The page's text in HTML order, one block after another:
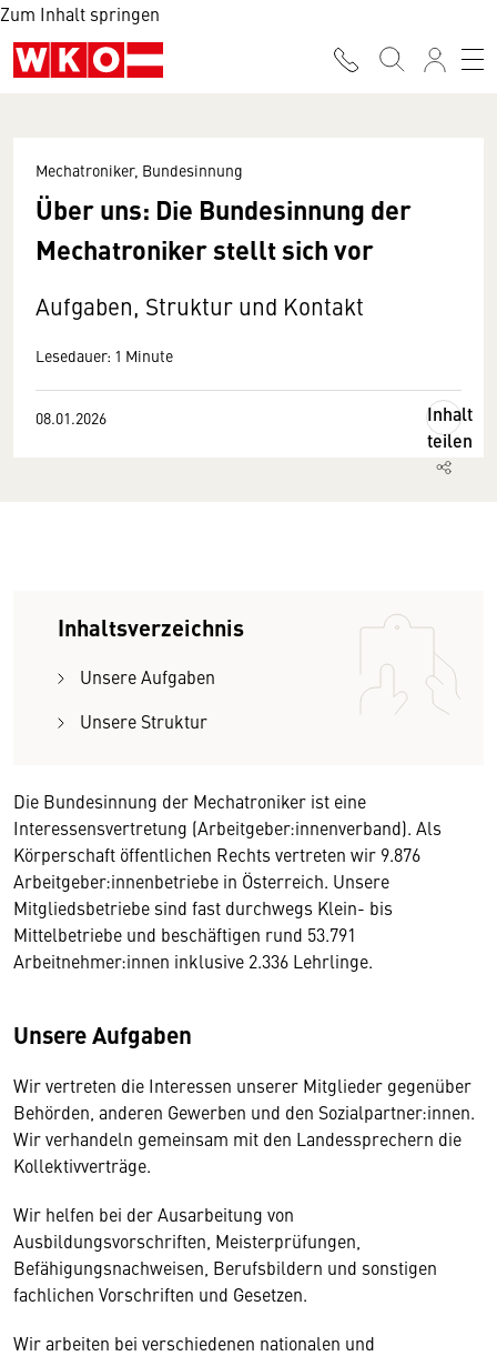
Zum Inhalt springen
Mechatroniker, Bundesinnung
Über uns: Die Bundesinnung der
Mechatroniker stellt sich vor
Aufgaben, Struktur und Kontakt
Lesedauer: 1 Minute
08.01.2026
Inhalt
teilen
Inhaltsverzeichnis
Unsere Aufgaben
Unsere Struktur
Die Bundesinnung der Mechatroniker ist eine
Interessensvertretung (Arbeitgeber:innenverband). Als
Körperschaft öffentlichen Rechts vertreten wir 9.876
Arbeitgeber:innenbetriebe in Österreich. Unsere
Mitgliedsbetriebe sind fast durchwegs Klein- bis
Mittelbetriebe und beschäftigen rund 53.791
Arbeitnehmer:innen inklusive 2.336 Lehrlinge.
Unsere Aufgaben
Wir vertreten die Interessen unserer Mitglieder gegenüber
Behörden, anderen Gewerben und den Sozialpartner:innen.
Wir verhandeln gemeinsam mit den Landessprechern die
Kollektivverträge.
Wir helfen bei der Ausarbeitung von
Ausbildungsvorschriften, Meisterprüfungen,
Befähigungsnachweisen, Berufsbildern und sonstigen
fachlichen Vorschriften und Gesetzen.
Wir arbeiten bei verschiedenen nationalen und